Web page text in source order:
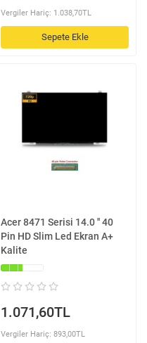
Vergiler Hariç: 1.038,70TL
Sepete Ekle
Acer 8471 Serisi 14.0 '' 40
Pin HD Slim Led Ekran A+
Kalite
1.071,60TL
Vergiler Hariç: 893,00TL